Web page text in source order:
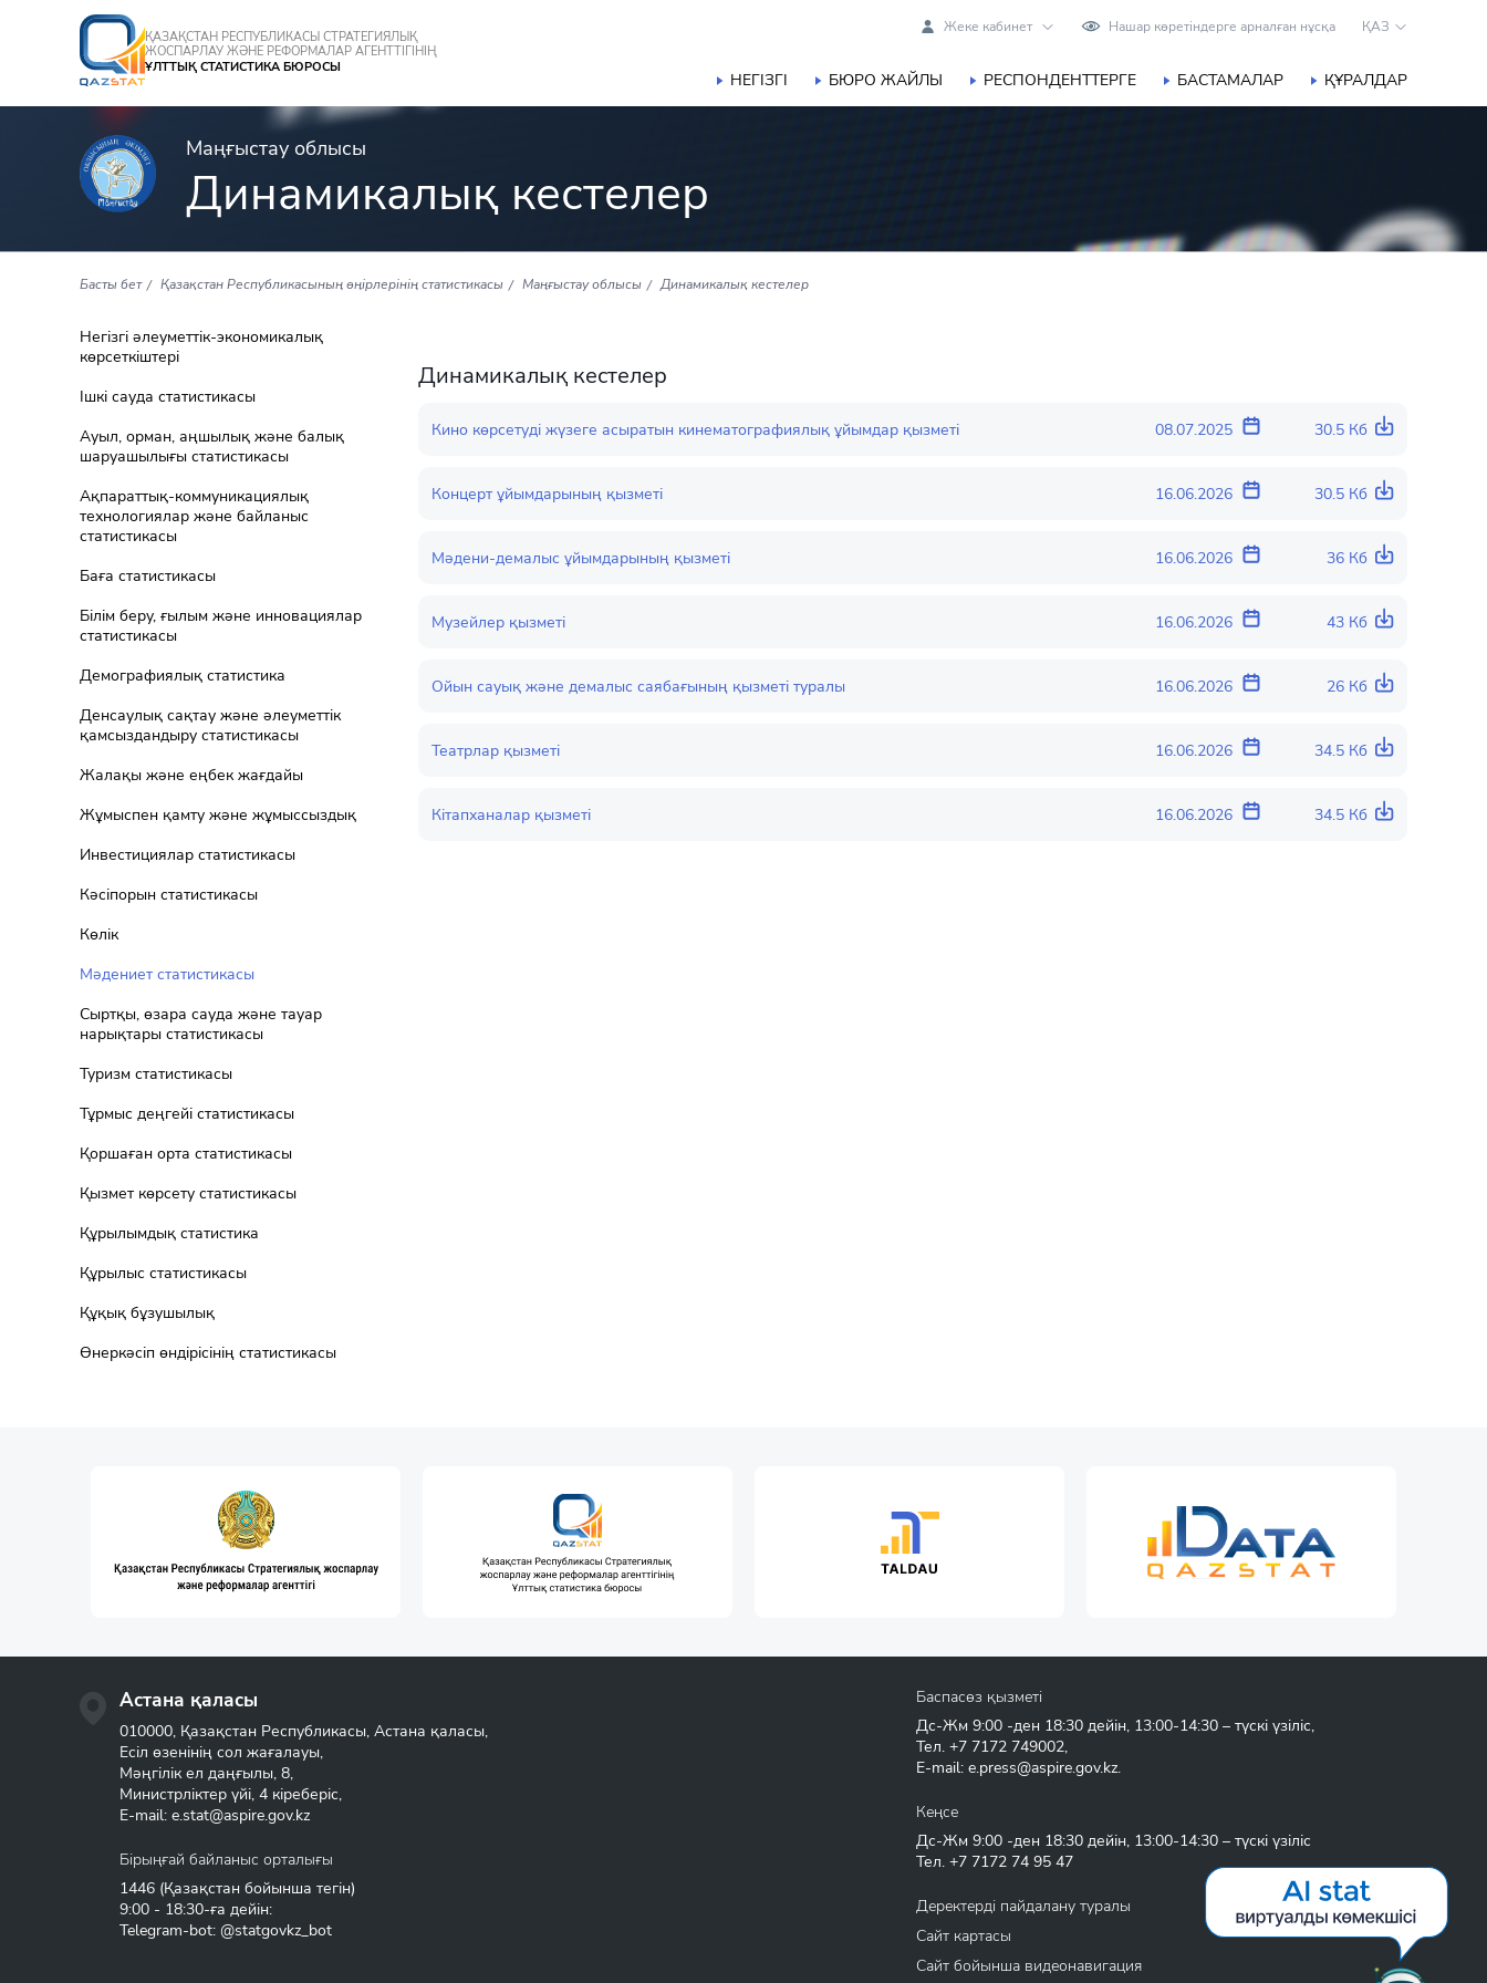
ҚАЗАҚСТАН РЕСПУБЛИКАСЫ СТРАТЕГИЯЛЫҚ
ЖОСПАРЛАУ ЖӘНЕ РЕФОРМАЛАР АГЕНТТІГІНІҢ
ҰЛТТЫҚ СТАТИСТИКА БЮРОСЫ
Жеке кабинет Нашар көретіндерге арналған нұсқа ҚАЗ
НЕГІЗГІ БЮРО ЖАЙЛЫ РЕСПОНДЕНТТЕРГЕ БАСТАМАЛАР ҚҰРАЛДАР
Маңғыстау облысы
Динамикалық кестелер
Басты бет Қазақстан Республикасының өңірлерінің статистикасы Маңғыстау облысы Динамикалық кестелер
Негізгі әлеуметтік-экономикалық
көрсеткіштері
Ішкі сауда статистикасы
Ауыл, орман, аңшылық және балық
шаруашылығы статистикасы
Ақпараттық-коммуникациялық
технологиялар және байланыс
статистикасы
Баға статистикасы
Білім беру, ғылым және инновациялар
статистикасы
Демографиялық статистика
Денсаулық сақтау және әлеуметтік
қамсыздандыру статистикасы
Жалақы және еңбек жағдайы
Жұмыспен қамту және жұмыссыздық
Инвестициялар статистикасы
Кәсіпорын статистикасы
Көлік
Мәдениет статистикасы
Сыртқы, өзара сауда және тауар
нарықтары статистикасы
Туризм статистикасы
Тұрмыс деңгейі статистикасы
Қоршаған орта статистикасы
Қызмет көрсету статистикасы
Құрылымдық статистика
Құрылыс статистикасы
Құқық бұзушылық
Өнеркәсіп өндірісінің статистикасы
Динамикалық кестелер
Кино көрсетуді жүзеге асыратын кинематографиялық ұйымдар қызметі 08.07.2025 30.5 Кб
Концерт ұйымдарының қызметі 16.06.2026 30.5 Кб
Мәдени-демалыс ұйымдарының қызметі 16.06.2026 36 Кб
Музейлер қызметі 16.06.2026 43 Кб
Ойын сауық және демалыс саябағының қызметі туралы 16.06.2026 26 Кб
Театрлар қызметі 16.06.2026 34.5 Кб
Кітапханалар қызметі 16.06.2026 34.5 Кб
Астана қаласы
010000, Қазақстан Республикасы, Астана қаласы,
Есіл өзенінің сол жағалауы,
Мәңгілік ел даңғылы, 8,
Министрліктер үйі, 4 кіреберіс,
E-mail: e.stat@aspire.gov.kz
Бірыңғай байланыс орталығы
1446 (Қазақстан бойынша тегін)
9:00 - 18:30-ға дейін:
Telegram-bot: @statgovkz_bot
Баспасөз қызметі
Дс-Жм 9:00 -ден 18:30 дейін, 13:00-14:30 – түскі үзіліс,
Тел. +7 7172 749002,
E-mail: e.press@aspire.gov.kz.
Кеңсе
Дс-Жм 9:00 -ден 18:30 дейін, 13:00-14:30 – түскі үзіліс
Тел. +7 7172 74 95 47
Деректерді пайдалану туралы
Сайт картасы
Сайт бойынша видеонавигация